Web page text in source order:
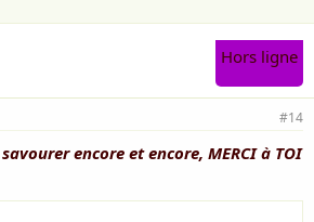
Hors ligne
#14
encore et encore, MERCI à TOI